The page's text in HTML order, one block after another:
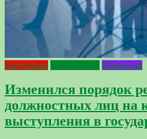
Актуально Общество
Изменился порядок
должностных лиц на
выступления в